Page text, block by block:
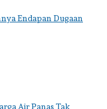
Endapan Dugaan
Air Panas Tak